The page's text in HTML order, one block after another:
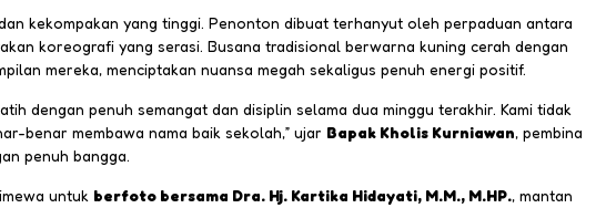
kekompakan yang tinggi. Penonton dibuat terhanyut oleh perpaduan antara
koreografi yang serasi. Busana tradisional berwarna kuning cerah dengan
mereka, menciptakan nuansa megah sekaligus penuh energi positif.
dengan penuh semangat dan disiplin selama dua minggu terakhir. Kami tidak
benar membawa nama baik sekolah,” ujar Bapak Kholis Kurniawan, pembina
penuh bangga.
untuk berfoto bersama Dra. Hj. Kartika Hidayati, M.M., M.HP., mantan